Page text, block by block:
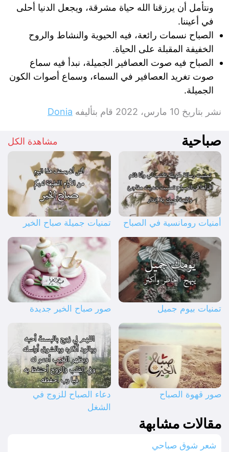
ونتأمل أن يرزقنا الله حياة مشرقة، ويجعل الدنيا أحلى
في أعيننا.
الصباح نسمات رائعة، فيه الحيوية والنشاط والروح
الخفيفة المقبلة على الحياة.
الصباح فيه صوت العصافير الجميلة، نبدأ فيه سماع
صوت تغريد العصافير في السماء، وسماع أصوات الكون
الجميلة.
نشر بتاريخ 10 مارس، 2022 قام بتأليفه Donia
صباحية مشاهدة الكل
أمنيات رومانسية في الصباح تمنيات جميلة صباح الخير
تمنيات بيوم جميل صور صباح الخير جديدة
صور قهوة الصباح
دعاء الصباح للزوج في
الشغل
مقالات مشابهة
شعر شوق صباحي